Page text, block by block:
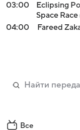
03:00
Eclipsing
Space
04:00
Fareed
Все